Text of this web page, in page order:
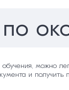
можно
и получить